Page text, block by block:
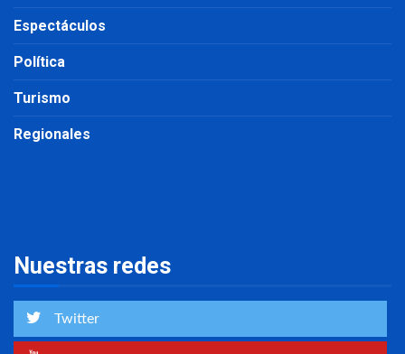
Espectáculos
Política
Turismo
Regionales
Nuestras redes
Twitter